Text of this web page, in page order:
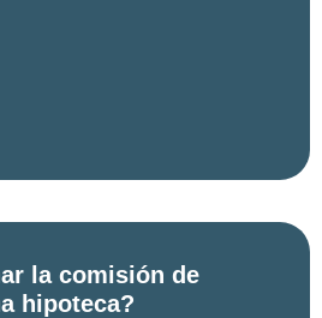
la comisión de
hipoteca?